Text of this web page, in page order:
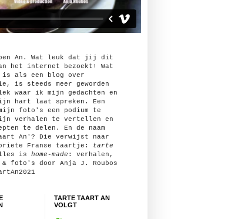
An. Wat leuk dat jij dit
het internet bezoekt! Wat
is als een blog over
is steeds meer geworden
waar ik mijn gedachten en
hart laat spreken. Een
foto's een podium te
verhalen te vertellen en
te delen. En de naam
An'? Die verwijst naar
Franse taartje: tarte
is home-made : verhalen,
& foto's door Anja J. Roubos
TARTE TAART AN
VOLGT